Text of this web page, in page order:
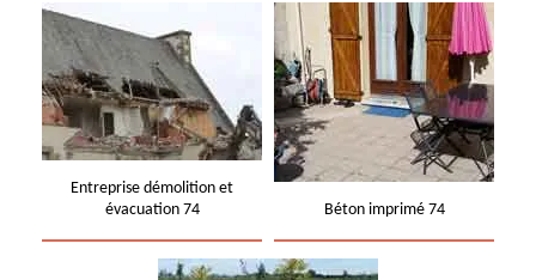
Entreprise démolition et
évacuation 74
Béton imprimé 74